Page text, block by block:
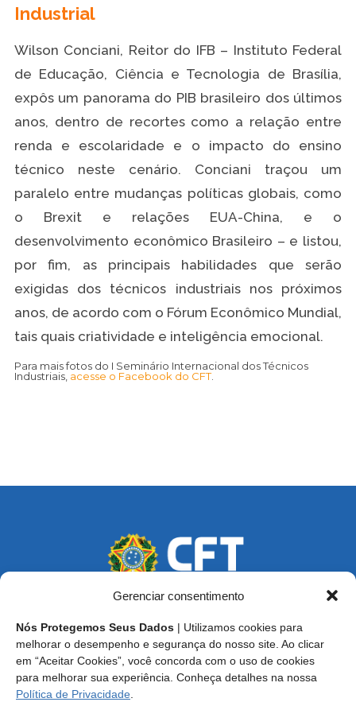
Gerenciar consentimento
Nós Protegemos Seus Dados | Utilizamos cookies para
melhorar o desempenho e segurança do nosso site. Ao clicar
em “Aceitar Cookies”, você concorda com o uso de cookies
para melhorar sua experiência. Conheça detalhes na nossa
Política de Privacidade
Industrial
Wilson Conciani, Reitor do IFB – Instituto Federal
de Educação, Ciência e Tecnologia de Brasília,
expôs um panorama do PIB brasileiro dos últimos
anos, dentro de recortes como a relação entre
renda e escolaridade e o impacto do ensino
técnico neste cenário. Conciani traçou um
paralelo entre mudanças políticas globais, como
o Brexit e relações EUA-China, e o
desenvolvimento econômico Brasileiro – e listou,
por fim, as principais habilidades que serão
exigidas dos técnicos industriais nos próximos
anos, de acordo com o Fórum Econômico Mundial,
tais quais criatividade e inteligência emocional.
Para mais fotos do I Seminário Internacional dos Técnicos
Industriais, acesse o Facebook do CFT.
Endereço: SCS, Quadra 02, Bloco D, Ed. Oscar Niemeyer,
9º Andar CEP 70.316-900 - Brasília/DF
Central de Atendimento ao Técnico:0800 016-1515